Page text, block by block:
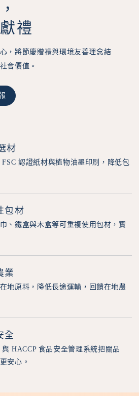
禮
，將節慶贈禮與環境友善理念結
會價值。
材
認證紙材與植物油墨印刷，降低包
包材
、鐵盒與木盒等可重複使用包材，實
業
地原料，降低長途運輸，回饋在地農
全
HACCP 食品安全管理系統把關品
安心。